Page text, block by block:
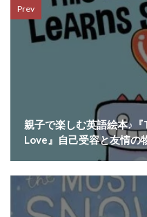
Prev
親子で楽しむ英語絵本♪
Love』自己受容と友情の